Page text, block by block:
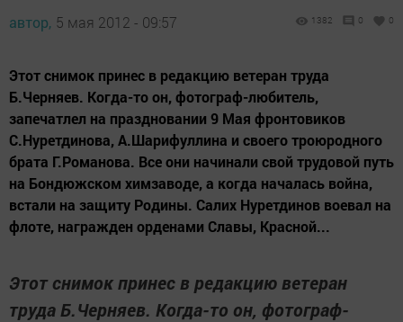
автор, 5 мая 2012 - 09:57 1382 0 0
Этот снимок принес в редакцию ветеран труда
Б.Черняев. Когда-то он, фотограф-любитель,
запечатлел на праздновании 9 Мая фронтовиков
С.Нуретдинова, А.Шарифуллина и своего троюродного
брата Г.Романова. Все они начинали свой трудовой путь
на Бондюжском химзаводе, а когда началась война,
встали на защиту Родины. Салих Нуретдинов воевал на
флоте, награжден орденами Славы, Красной...
Этот снимок принес в редакцию ветеран
труда Б.Черняев. Когда-то он, фотограф-